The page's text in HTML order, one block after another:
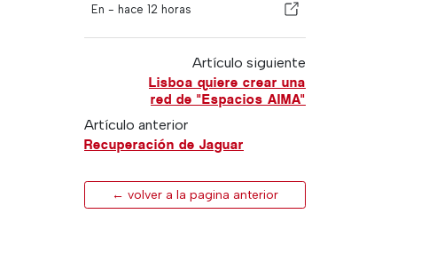
En - hace 12 horas
Artículo siguiente
Lisboa quiere crear una
red de "Espacios AIMA"
Artículo anterior
Recuperación de Jaguar
← volver a la pagina anterior